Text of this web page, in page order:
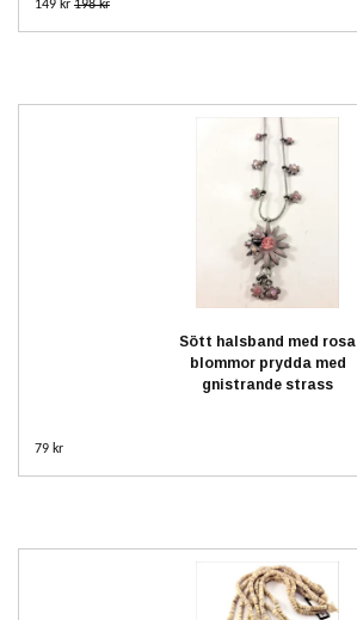
149 kr 198 kr
Sött halsband med rosa
blommor prydda med
gnistrande strass
79 kr